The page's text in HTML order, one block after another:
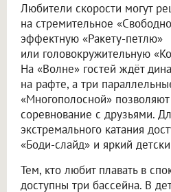
Любители скорости могут
на стремительное
эффектную «Ракету-петлю»
или головокружительную
На «Волне» гостей ждёт
на рафте, а три
«Многополосной» позволяют
соревнование с друзьями.
экстремального катания
«Боди-слайд» и яркий
Тем, кто любит плавать в
доступны три бассейна. В